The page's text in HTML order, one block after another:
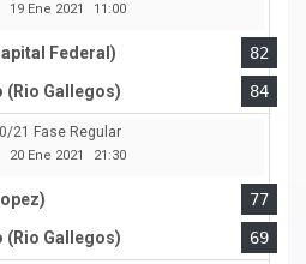
19 Ene 2021 11:00
Federal)
82
(Rio Gallegos)
84
21 Fase Regular
20 Ene 2021 21:30
77
(Rio Gallegos)
69